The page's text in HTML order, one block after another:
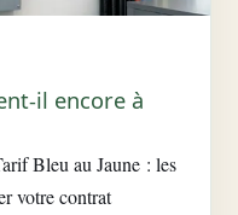
il encore à
Bleu au Jaune : les
votre contrat